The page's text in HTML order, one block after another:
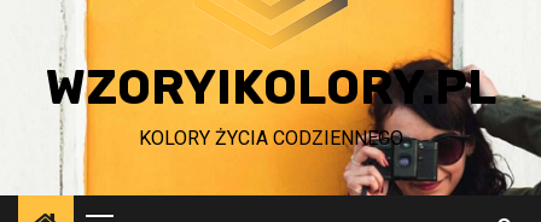
WZORYIKOLORY.PL
KOLORY ŻYCIA CODZIENNEGO